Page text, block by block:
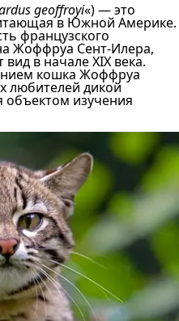
geoffroyi«) — это
в Южной Америке.
французского
Жоффруа Сент-Илера,
в начале XIX века.
кошка Жоффруа
любителей дикой
объектом изучения